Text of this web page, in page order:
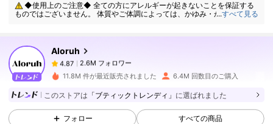
◆使用上のご注意◆ 全ての方にアレルギーが起きないことを保証する
ものではございません。 体質やご体調によっては、かゆみ・かぶれが生じ
...すべて見る
Aloruh
4.87 2.6M フォロワー
4.87
2.6M フォロワー
8***4は1日前 に購入しました
4.87 2.6M フォロワー
11.8M 件が最近販売されました 6.4M 回数目のご購入
このストアは 「ブティックトレンディ」 に選ばれました
フォロー すべての商品